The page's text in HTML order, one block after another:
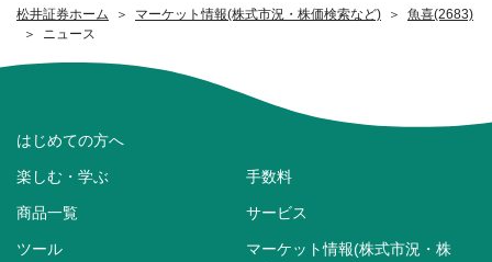
松井証券ホーム マーケット情報(株式市況・株価検索など)
魚喜(2683)
ニュース
はじめての方へ
楽しむ・学ぶ 手数料
商品一覧 サービス
ツール
マーケット情報(株式市況・株